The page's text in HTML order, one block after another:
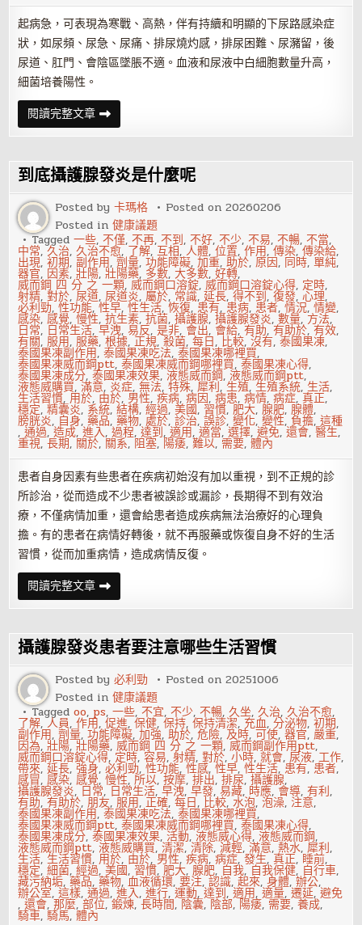
起病急，可表現為寒戰、高熱，伴有持續和明顯的下尿路感染症
狀，如尿頻、尿急、尿痛、排尿燒灼感，排尿困難、尿瀦留，後
尿道、肛門、會陰區墜脹不適。血液和尿液中白細胞數量升高，
細菌培養陽性。
閱讀完整文章攝
護
腺
炎
的
分
型
有
哪
些
到底攝護腺發炎是什麼呢
Posted by卡瑪格 Posted on20260206
Posted in健康議題
Tagged一些,不僅,不再,不到,不好,不少,不易,不暢,不當,
中常,久治,久治不愈, 了解,互相,人體,位置,作用,傳染,傳染給,
出現,初期,副作用,劑量,功能障礙,加重,助於,原因, 同時,單純,
器官, 因素,壯陽,壯陽藥, 多數,大多數,好轉,
威而鋼 四 分 之 一顆,威而鋼口溶錠,威而鋼口溶錠心得, 定時,
射精,對於,尿道,尿道炎,屬於, 常識,延長,得不到,復發,心理,
必利勁,性功能,性早,性生活,恢復, 患有, 患病, 患者,情況,情變,
感染,感覺,慢性,抗生素,抗菌,攝護腺,攝護腺發炎,數量, 方法,
日常, 日常生活,早洩,易反,是非, 會出, 會給,有助,有助於,有效,
有關,服用,服藥,根據,正規,殺菌,每日, 比較,沒有,泰國果凍,
泰國果凍副作用,泰國果凍吃法,泰國果凍哪裡買,
泰國果凍威而鋼ptt,泰國果凍威而鋼哪裡買,泰國果凍心得,
泰國果凍成分,泰國果凍效果,液態威而鋼,液態威而鋼ptt,
液態威購買,滿意, 炎症,無法,特殊,犀利,生殖,生殖系統,生活,
生活習慣, 用於, 由於, 男性,疾病,病因,病患,病情,病症,真正,
穩定,精囊炎, 系統,結構,經過,美國, 習慣,肥大,腺肥,腺體,
膀胱炎, 自身,藥品,藥物,處於,診治,誤診,變化,變性, 負擔,這種
,通過,造成,進入,過程,達到,適用,適當,選擇,避免,還會,醫生,
重視,長期, 關於, 關系, 阻塞, 陽痿,難以, 需要,體內
患者自身因素有些患者在疾病初始沒有加以重視，到不正規的診
所診治，從而造成不少患者被誤診或漏診，長期得不到有效治
療，不僅病情加重，還會給患者造成疾病無法治療好的心理負
擔。有的患者在病情好轉後，就不再服藥或恢復自身不好的生活
習慣，從而加重病情，造成病情反復。
閱讀完整文章到
底
攝
腺
發
炎
是
什
麼
呢
攝護腺發炎患者要注意哪些生活習慣
Posted by必利勁 Posted on20251006
Posted in健康議題
Taggedoo, ps,一些,不宜,不少,不暢,久坐,久治,久治不愈,
了解,人員,作用,促進,保健,保持,保持清潔, 充血,分泌物,初期,
副作用,劑量,功能障礙,加強,助於,危險,及時,可使,器官,嚴重,
因為,壯陽,壯陽藥,威而鋼 四 分 之 一顆,威而鋼副作用ptt,
威而鋼口溶錠心得, 定時,容易,射精,對於,小時,就會,尿液,工作,
帶來,延長,強身,必利勁,性功能,性感,性早,性生活, 患有, 患者,
感冒,感染,感覺,慢性,所以,按摩,排出,排尿,攝護腺,
攝護腺發炎, 日常, 日常生活,早洩,早發,易藏, 時應, 會導,有利,
有助,有助於,朋友,服用,正確,每日, 比較,水泡,泡澡, 注意,
泰國果凍副作用,泰國果凍吃法,泰國果凍哪裡買,
泰國果凍威而鋼ptt,泰國果凍威而鋼哪裡買,泰國果凍心得,
泰國果凍成分,泰國果凍效果,活動,液態威心得,液態威而鋼,
液態威而鋼ptt,液態威購買,清潔,清除,減輕,滿意,熱水,犀利,
生活,生活習慣, 用於, 由於, 男性,疾病,病症,發生,真正, 睡前,
穩定,細菌,經過,美國, 習慣,肥大,腺肥, 自我, 自我保健, 自行車,
藏污納垢,藥品,藥物,血液循環,要注,認識,起來,身體,辦公,
辦公室,這樣,通過,進入,進行,運動,達到,適用,適量,遷延,避免
,還會,那麼,部位,鍛煉,長時間, 陰囊, 陰部, 陽痿,需要,養成,
騎車,騎馬,體內